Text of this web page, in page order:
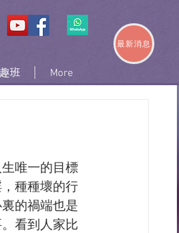
班 More
最新消息
唯一的目標
種種壞的行
的禍端也是
看到人家比